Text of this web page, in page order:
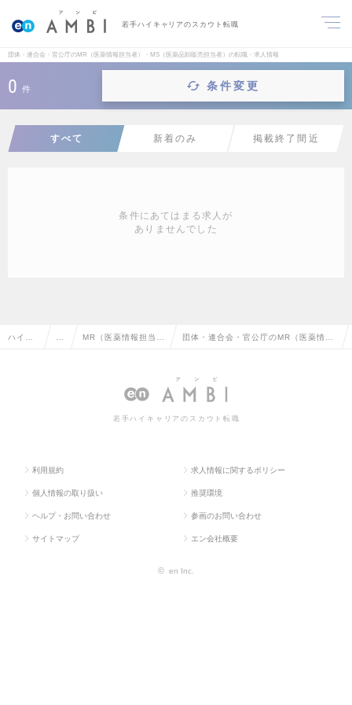
若手ハイキャリアのスカウト転職
団体・連合会・官公庁のMR（医薬情報担当者）・MS（医薬品卸販売担当者）の転職・求人情報
0 件 条件変更
すべて 新着のみ 掲載終了間近
条件にあてはまる求人が
ありませんでした
ハイク MR（医薬情報担当
販売担当者）
団体・連合会・官公庁のMR（医薬情報
の転職・求人情報一覧
若手ハイキャリアのスカウト転職
利用規約 求人情報に関するポリシー
個人情報の取り扱い 推奨環境
ヘルプ・お問い合わせ 参画のお問い合わせ
サイトマップ エン会社概要
© en Inc.